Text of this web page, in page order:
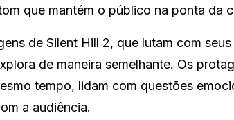
que mantém o público na ponta da
de Silent Hill 2, que lutam com
de maneira semelhante. Os
tempo, lidam com questões
a audiência.